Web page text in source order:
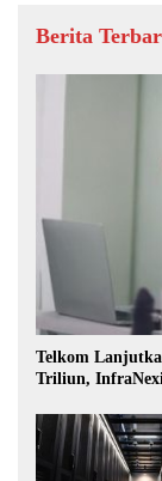
Berita
Telkom
Triliun,